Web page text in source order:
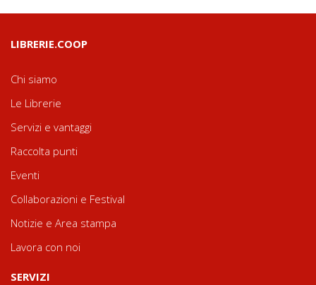
LIBRERIE.COOP
Chi siamo
Le Librerie
Servizi e vantaggi
Raccolta punti
Eventi
Collaborazioni e Festival
Notizie e Area stampa
Lavora con noi
SERVIZI